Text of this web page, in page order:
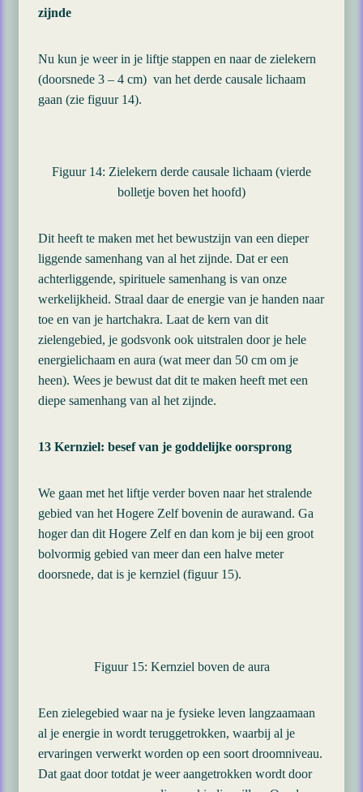
zijnde
Nu kun je weer in je liftje stappen en naar de zielekern
(doorsnede 3 – 4 cm) van het derde causale lichaam
gaan (zie figuur 14).
Figuur 14: Zielekern derde causale lichaam (vierde
bolletje boven het hoofd)
Dit heeft te maken met het bewustzijn van een dieper
liggende samenhang van al het zijnde. Dat er een
achterliggende, spirituele samenhang is van onze
werkelijkheid. Straal daar de energie van je handen naar
toe en van je hartchakra. Laat de kern van dit
zielengebied, je godsvonk ook uitstralen door je hele
energielichaam en aura (wat meer dan 50 cm om je
heen). Wees je bewust dat dit te maken heeft met een
diepe samenhang van al het zijnde.
13 Kernziel: besef van je goddelijke oorsprong
We gaan met het liftje verder boven naar het stralende
gebied van het Hogere Zelf bovenin de aurawand. Ga
hoger dan dit Hogere Zelf en dan kom je bij een groot
bolvormig gebied van meer dan een halve meter
doorsnede, dat is je kernziel (figuur 15).
Figuur 15: Kernziel boven de aura
Een zielegebied waar na je fysieke leven langzaamaan
al je energie in wordt teruggetrokken, waarbij al je
ervaringen verwerkt worden op een soort droomniveau.
Dat gaat door totdat je weer aangetrokken wordt door